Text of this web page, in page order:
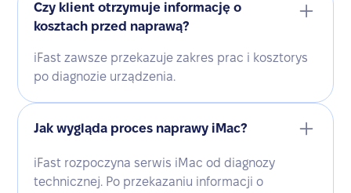
Czy klient otrzymuje informację o
kosztach przed naprawą?
iFast zawsze przekazuje zakres prac i kosztorys
po diagnozie urządzenia.
Jak wygląda proces naprawy iMac?
iFast rozpoczyna serwis iMac od diagnozy
technicznej. Po przekazaniu informacji o